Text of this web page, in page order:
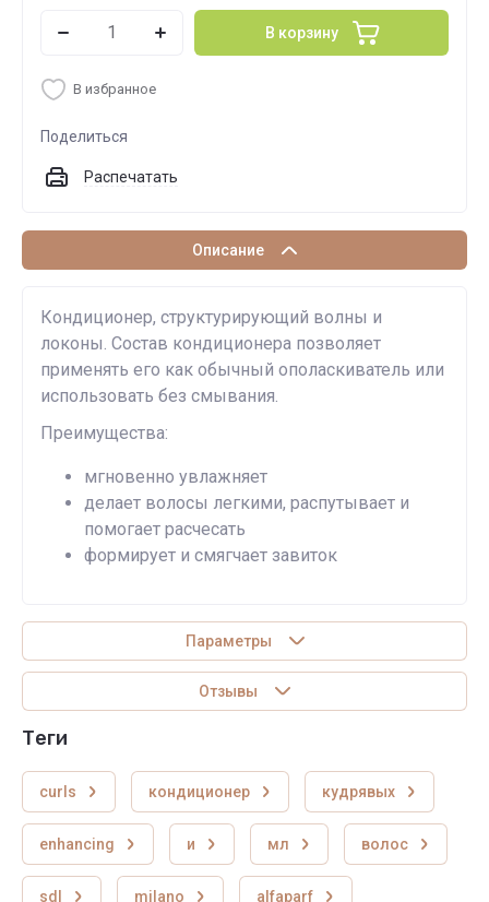
В корзину
В избранное
Поделиться
Распечатать
Описание
Кондиционер, структурирующий волны и
локоны. Состав кондиционера позволяет
применять его как обычный ополаскиватель или
использовать без смывания.
Преимущества:
мгновенно увлажняет
делает волосы легкими, распутывает и
помогает расчесать
формирует и смягчает завиток
Параметры
Отзывы
теги
curls кондиционер кудрявых
enhancing и мл волос
sdl milano alfaparf